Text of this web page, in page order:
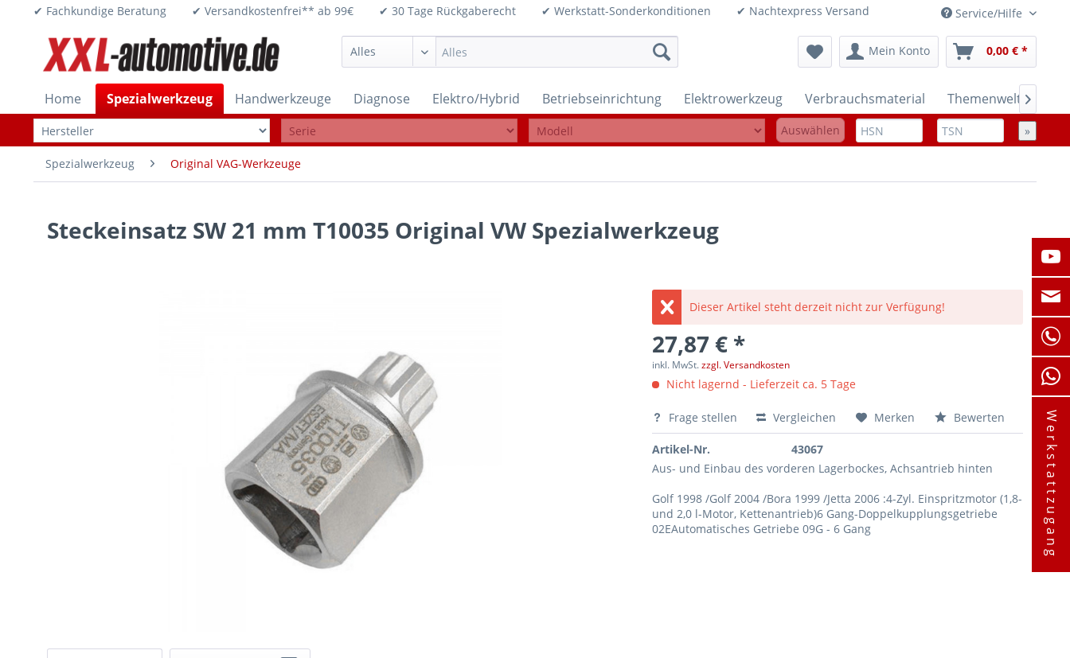
✔ Fachkundige Beratung ✔ Versandkostenfrei** ab 99€ ✔ 30 Tage Rückgaberecht ✔ Werkstatt-Sonderkonditionen ✔ Nachtexpress Versand Service/Hilfe
Mein Konto 0,00 € *
Home Spezialwerkzeug Handwerkzeuge Diagnose Elektro/Hybrid Betriebseinrichtung Elektrowerkzeug Verbrauchsmaterial Themenwelten

Auswählen »
Spezialwerkzeug Original VAG-Werkzeuge
Steckeinsatz SW 21 mm T10035 Original VW Spezialwerkzeug
Dieser Artikel steht derzeit nicht zur Verfügung!
27,87 € *
inkl. MwSt.zzgl. Versandkosten
Nicht lagernd - Lieferzeit ca. 5 Tage
Frage stellen Vergleichen Merken Bewerten
Artikel-Nr.
43067
Aus- und Einbau des vorderen Lagerbockes, Achsantrieb hinten
Golf 1998 /Golf 2004 /Bora 1999 /Jetta 2006 :4-Zyl. Einspritzmotor (1,8-
und 2,0 l-Motor, Kettenantrieb)6 Gang-Doppelkupplungsgetriebe
02EAutomatisches Getriebe 09G - 6 Gang
Werkstattzugang